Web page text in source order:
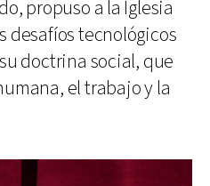
propuso a la Iglesia
desafíos tecnológicos
doctrina social, que
el trabajo y la